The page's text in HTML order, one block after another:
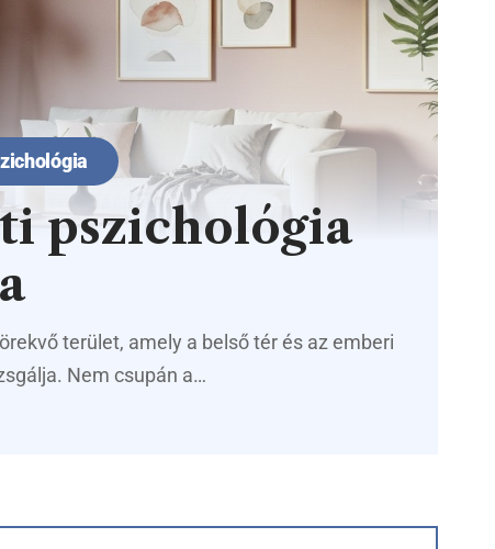
pszichológia
terület, amely a belső tér és az emberi
Nem csupán a…